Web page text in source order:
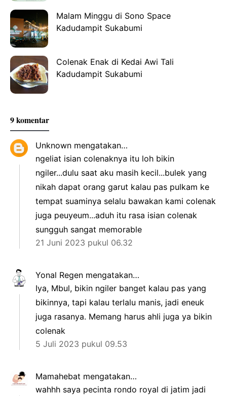
Malam Minggu di Sono Space
Kadudampit Sukabumi
Colenak Enak di Kedai Awi Tali
Kadudampit Sukabumi
9 komentar
Unknown mengatakan…
ngeliat isian colenaknya itu loh bikin
ngiler...dulu saat aku masih kecil...bulek yang
nikah dapat orang garut kalau pas pulkam ke
tempat suaminya selalu bawakan kami colenak
juga peuyeum...aduh itu rasa isian colenak
sungguh sangat memorable
21 Juni 2023 pukul 06.32
Yonal Regen mengatakan…
Iya, Mbul, bikin ngiler banget kalau pas yang
bikinnya, tapi kalau terlalu manis, jadi eneuk
juga rasanya. Memang harus ahli juga ya bikin
colenak
5 Juli 2023 pukul 09.53
Mamahebat mengatakan…
wahhh saya pecinta rondo royal di jatim jadi